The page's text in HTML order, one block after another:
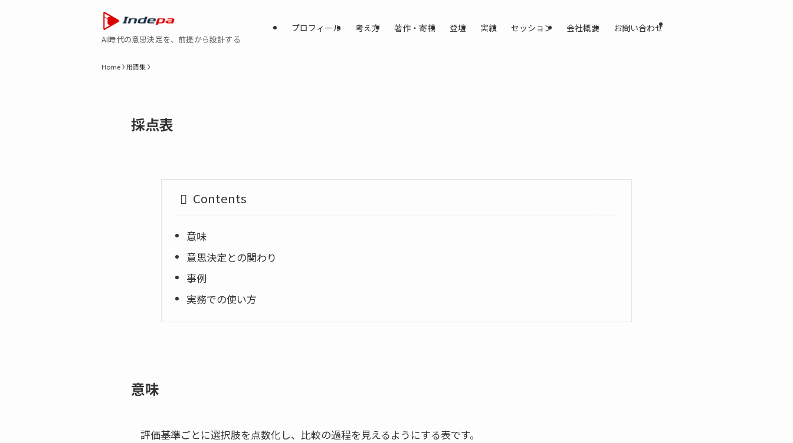
AI時代の意思決定を、前提から設計する
プロフィール 考え方 著作・寄稿 登壇 実績 セッション 会社概要 お問い合わせ
Home 用語集
採点表
Contents
意味
意思決定との関わり
事例
実務での使い方
意味
評価基準ごとに選択肢を点数化し、比較の過程を見えるようにする表です。